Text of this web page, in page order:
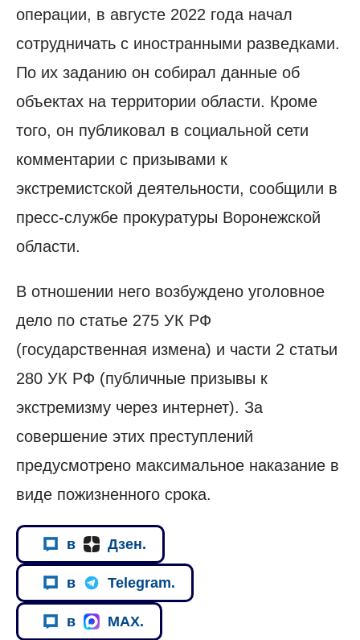
операции, в августе 2022 года начал
сотрудничать с иностранными разведками.
По их заданию он собирал данные об
объектах на территории области. Кроме
того, он публиковал в социальной сети
комментарии с призывами к
экстремистской деятельности, сообщили в
пресс-службе прокуратуры Воронежской
области.
В отношении него возбуждено уголовное
дело по статье 275 УК РФ
(государственная измена) и части 2 статьи
280 УК РФ (публичные призывы к
экстремизму через интернет). За
совершение этих преступлений
предусмотрено максимальное наказание в
виде пожизненного срока.
в Дзен.
в Telegram.
в MAX.